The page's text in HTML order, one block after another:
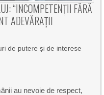
“INCOMPETENȚII FĂRĂ
ADEVĂRAȚII
de putere și de interese
au nevoie de respect,